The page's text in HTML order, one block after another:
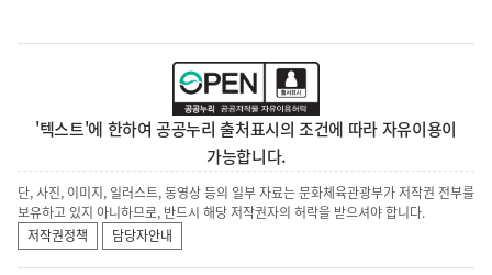
'텍스트'에 한하여 공공누리 출처표시의 조건에 따라 자유이용이
가능합니다.
단, 사진, 이미지, 일러스트, 동영상 등의 일부 자료는 문화체육관광부가 저작권 전부를
보유하고 있지 아니하므로, 반드시 해당 저작권자의 허락을 받으셔야 합니다.
저작권정책
담당자안내